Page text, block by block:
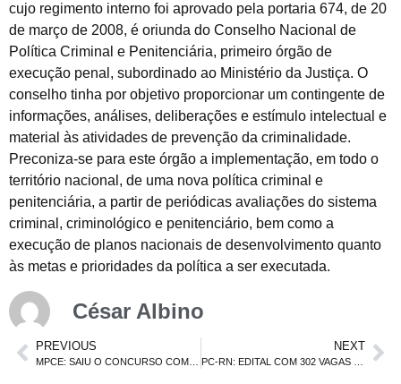
cujo regimento interno foi aprovado pela portaria 674, de 20
de março de 2008, é oriunda do Conselho Nacional de
Política Criminal e Penitenciária, primeiro órgão de
execução penal, subordinado ao Ministério da Justiça. O
conselho tinha por objetivo proporcionar um contingente de
informações, análises, deliberações e estímulo intelectual e
material às atividades de prevenção da criminalidade.
Preconiza-se para este órgão a implementação, em todo o
território nacional, de uma nova política criminal e
penitenciária, a partir de periódicas avaliações do sistema
criminal, criminológico e penitenciário, bem como a
execução de planos nacionais de desenvolvimento quanto
às metas e prioridades da política a ser executada.
César Albino
PREVIOUS NEXT